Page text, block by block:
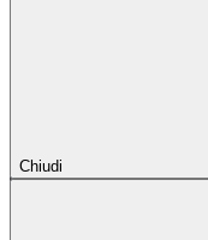
Chiudi